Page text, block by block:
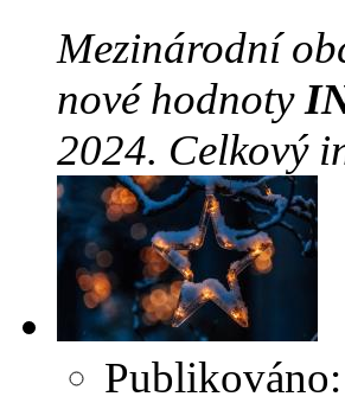
Mezinárodní
nové hodnoty
2024. Celkový
Publikováno: